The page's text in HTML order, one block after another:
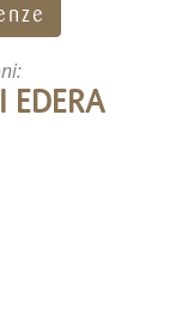
EDERA